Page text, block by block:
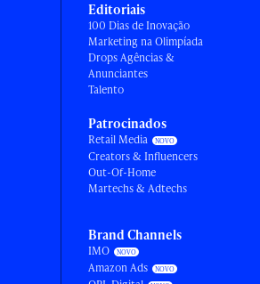
Editoriais
100 Dias de Inovação
Marketing na Olimpíada
Drops Agências &
Anunciantes
Talento
Patrocinados
Retail Media
Creators & Influencers
Out-Of-Home
Martechs & Adtechs
Brand Channels
IMO
Amazon Ads